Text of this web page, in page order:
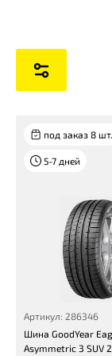
под заказ 8 шт.
5-7 дней
Артикул: 286346
Шина GoodYear
Asymmetric 3 SUV